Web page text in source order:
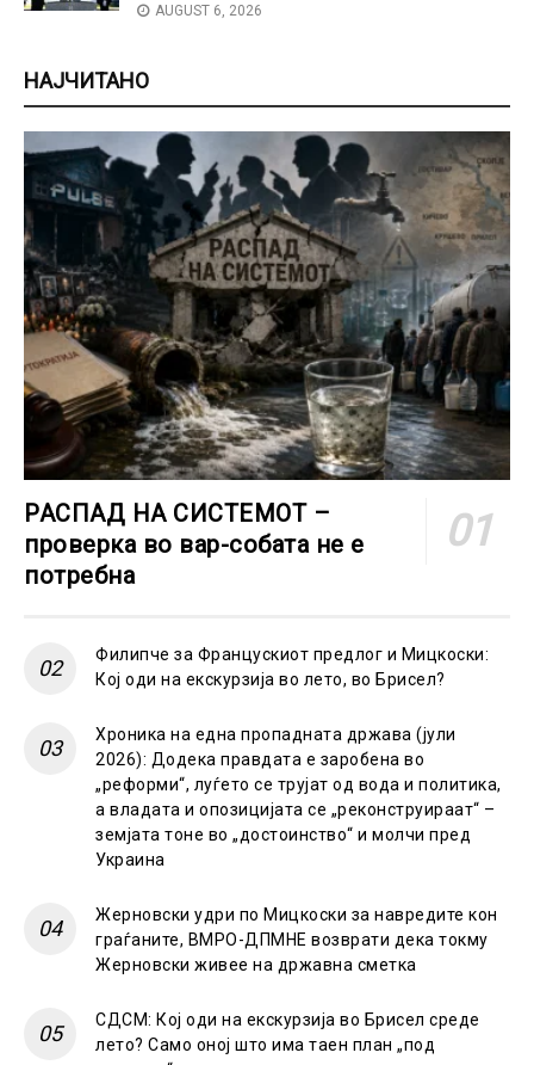
AUGUST 6, 2026
НАЈЧИТАНО
РАСПАД НА СИСТЕМОТ –
проверка во вар-собата не е
потребна
Филипче за Францускиот предлог и Мицкоски:
Кој оди на екскурзија во лето, во Брисел?
Хроника на една пропадната држава (јули
2026): Додека правдата е заробена во
„реформи“, луѓето се трујат од вода и политика,
а владата и опозицијата се „реконструираат“ –
земјата тоне во „достоинство“ и молчи пред
Украина
Жерновски удри по Мицкоски за навредите кон
граѓаните, ВМРО-ДПМНЕ возврати дека токму
Жерновски живее на државна сметка
СДСМ: Кој оди на екскурзија во Брисел среде
лето? Само оној што има таен план „под